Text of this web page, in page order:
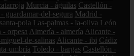
Murcia - águilas Castellón -
guardamar-del-segura Madrid -
pola Las-palmas - la-oliva León
- orpesa Almería - almería Alicante -
de-salinas Alicante - ibi Cádiz
umbría Toledo - bargas Castellón -